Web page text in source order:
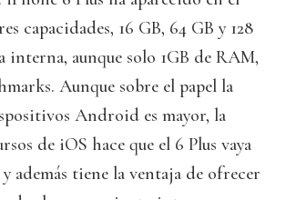
capacidades, 16 GB, 64 GB y 128
interna, aunque solo 1GB de RAM,
Aunque sobre el papel la
Android es mayor, la
de iOS hace que el 6 Plus vaya
además tiene la ventaja de ofrecer